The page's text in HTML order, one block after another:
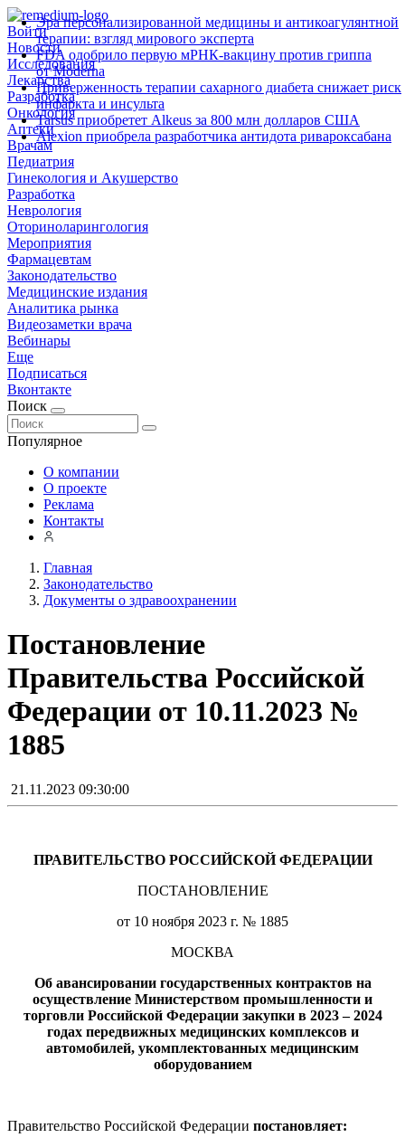
Войти
Новости
Исследования
Лекарства
Разработка
Онкология
Аптеки
Врачам
Педиатрия
Гинекология и Акушерство
Разработка
Неврология
Оториноларингология
Мероприятия
Фармацевтам
Законодательство
Медицинские издания
Аналитика рынка
Видеозаметки врача
Вебинары
Еще
Подписаться
Вконтакте
Поиск
Популярное
Эра персонализированной медицины и антикоагулянтной
терапии: взгляд мирового эксперта
FDA одобрило первую мРНК‑вакцину против гриппа
от Moderna
Приверженность терапии сахарного диабета снижает риск
инфаркта и инсульта
Tarsus приобретет Alkeus за 800 млн долларов США
Alexion приобрела разработчика антидота ривароксабана
О компании
О проекте
Реклама
Контакты
Главная
Законодательство
Документы о здравоохранении
Постановление
Правительства Российской
Федерации от 10.11.2023 №
1885
21.11.2023 09:30:00
ПРАВИТЕЛЬСТВО РОССИЙСКОЙ ФЕДЕРАЦИИ
ПОСТАНОВЛЕНИЕ
от 10 ноября 2023 г. № 1885
МОСКВА
Об авансировании государственных контрактов на
осуществление Министерством промышленности и
торговли Российской Федерации закупки в 2023 – 2024
годах передвижных медицинских комплексов и
автомобилей, укомплектованных медицинским
оборудованием
Правительство Российской Федерации постановляет: